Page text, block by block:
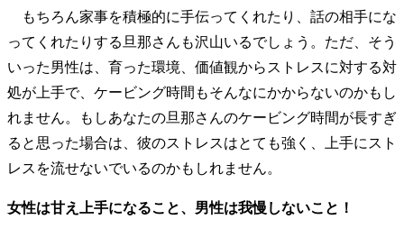
もちろん家事を積極的に手伝ってくれたり、話の相手にな
ってくれたりする旦那さんも沢山いるでしょう。ただ、そう
いった男性は、育った環境、価値観からストレスに対する対
処が上手で、ケービング時間もそんなにかからないのかもし
れません。もしあなたの旦那さんのケービング時間が長すぎ
ると思った場合は、彼のストレスはとても強く、上手にスト
レスを流せないでいるのかもしれません。
女性は甘え上手になること、男性は我慢しないこと！